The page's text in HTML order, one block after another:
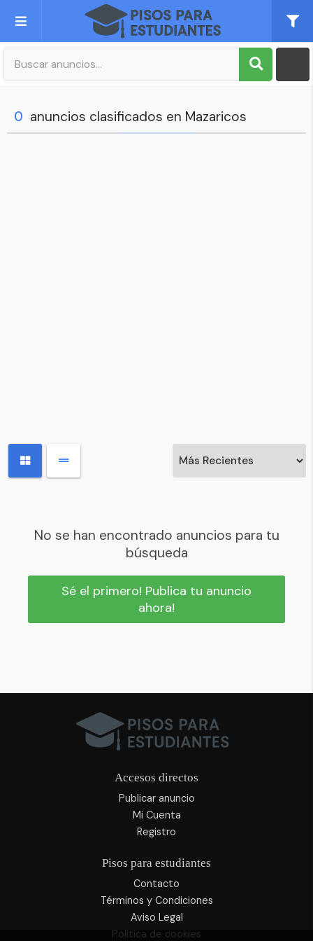
Publica tu Anuncio
0 anuncios clasificados en Mazaricos
No se han encontrado anuncios para tu
búsqueda
Sé el primero! Publica tu anuncio
ahora!
Accesos directos
Publicar anuncio
Mi Cuenta
Registro
Pisos para estudiantes
Contacto
Términos y Condiciones
Aviso Legal
Politica de cookies